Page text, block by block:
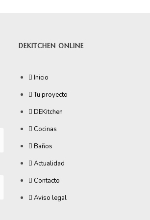
DEKITCHEN ONLINE
Inicio
Tu proyecto
DEKitchen
Cocinas
Baños
Actualidad
Contacto
Aviso legal